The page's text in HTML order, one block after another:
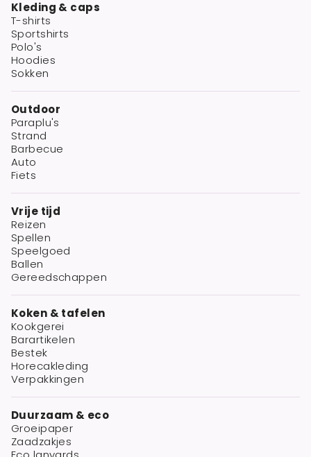
Kleding & caps
T-shirts
Sportshirts
Polo's
Hoodies
Sokken
Outdoor
Paraplu's
Strand
Barbecue
Auto
Fiets
Vrije tijd
Reizen
Spellen
Speelgoed
Ballen
Gereedschappen
Koken & tafelen
Kookgerei
Barartikelen
Bestek
Horecakleding
Verpakkingen
Duurzaam & eco
Groeipaper
Zaadzakjes